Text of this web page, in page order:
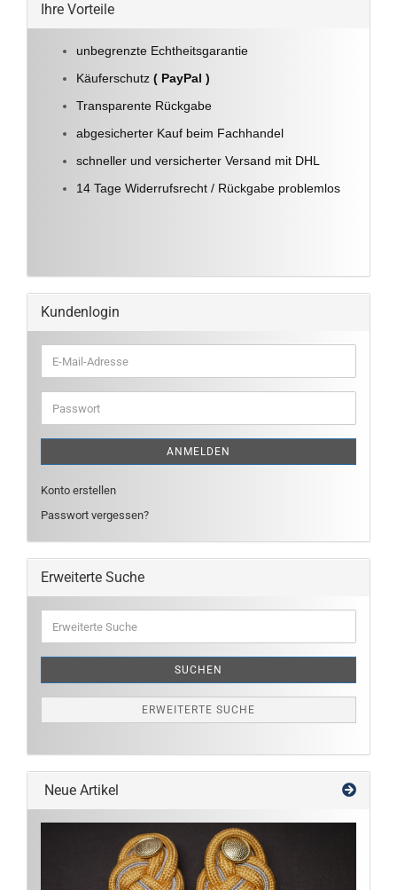
Ihre Vorteile
unbegrenzte Echtheitsgarantie
Käuferschutz ( PayPal )
Transparente Rückgabe
abgesicherter Kauf beim Fachhandel
schneller und versicherter Versand mit DHL
14 Tage Widerrufsrecht / Rückgabe problemlos
Kundenlogin
E-
Mail-
Adresse
Passwort
ANMELDEN
Konto erstellen
Passwort vergessen?
Erweiterte Suche
Suche
SUCHEN
ERWEITERTE SUCHE
Neue Artikel